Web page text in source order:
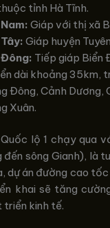
tỉnh Hà Tĩnh.
Giáp với thị xã
Giáp huyện
Tiếp giáp Biển
dài khoảng 35km,
Đông, Cảnh Dương,
Xuân.
lộ 1 chạy qua
đến sông Gianh), là
dự án đường cao
khai sẽ tăng
kinh tế.